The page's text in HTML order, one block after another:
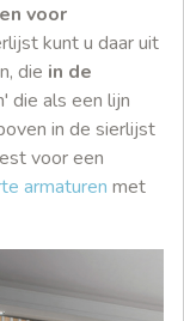
voor
kunt u daar uit
die in de
die als een lijn
in de sierlijst
voor een
armaturen met